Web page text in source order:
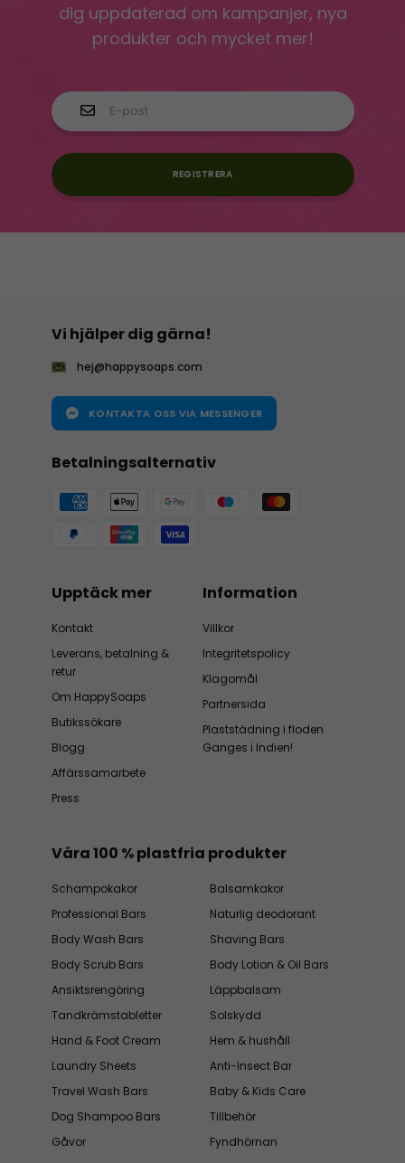
dig uppdaterad om kampanjer, nya
produkter och mycket mer!
REGISTRERA
Vi hjälper dig gärna!
hej@happysoaps.com
KONTAKTA OSS VIA MESSENGER
Betalningsalternativ
Upptäck mer
Kontakt
Leverans, betalning &
retur
Om HappySoaps
Butikssökare
Blogg
Affärssamarbete
Press
Information
Villkor
Integritetspolicy
Klagomål
Partnersida
Plaststädning i floden
Ganges i Indien!
Våra 100 % plastfria produkter
Schampokakor
Balsamkakor
Professional Bars
Naturlig deodorant
Body Wash Bars
Shaving Bars
Body Scrub Bars
Body Lotion & Oil Bars
Ansiktsrengöring
Läppbalsam
Tandkrämstabletter
Solskydd
Hand & Foot Cream
Hem & hushåll
Laundry Sheets
Anti-Insect Bar
Travel Wash Bars
Baby & Kids Care
Dog Shampoo Bars
Tillbehör
Gåvor
Fyndhörnan